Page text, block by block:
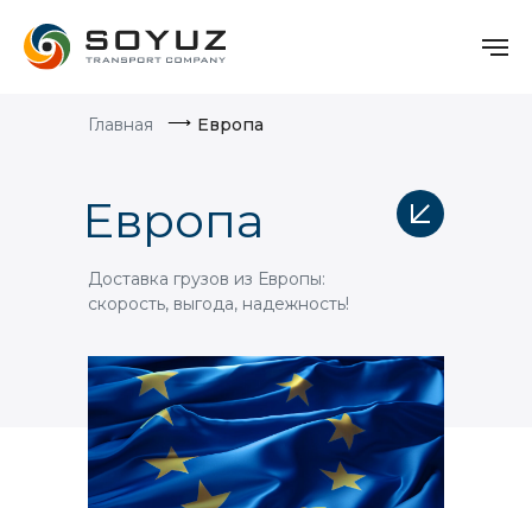
Главная Европа
⟶
Европа
Доставка грузов из Европы:
скорость, выгода, надежность!